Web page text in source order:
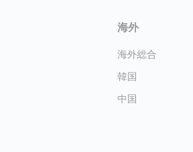
海外
海外総合
韓国
中国